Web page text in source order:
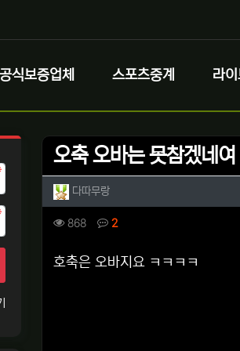
공식보증업체 스포츠중계 라
오축 오바는 못참겠네여
작성자 정보
다따무랑작성
컨텐츠 정보
868조회 2댓글
본문
호축은 오바지요 ㅋㅋㅋㅋ